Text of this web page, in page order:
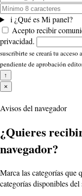
i ¿Qué es Mi panel?
Acepto recibir
privacidad.
suscribirte se creará tu
pendiente de aprobación
↑
×
Avisos del navegador
¿Quieres
navegador?
Marca las categorías que
categorías disponibles del